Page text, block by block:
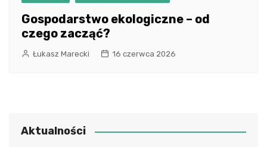
Gospodarstwo ekologiczne – od
czego zacząć?
Łukasz Marecki 16 czerwca 2026
Aktualności